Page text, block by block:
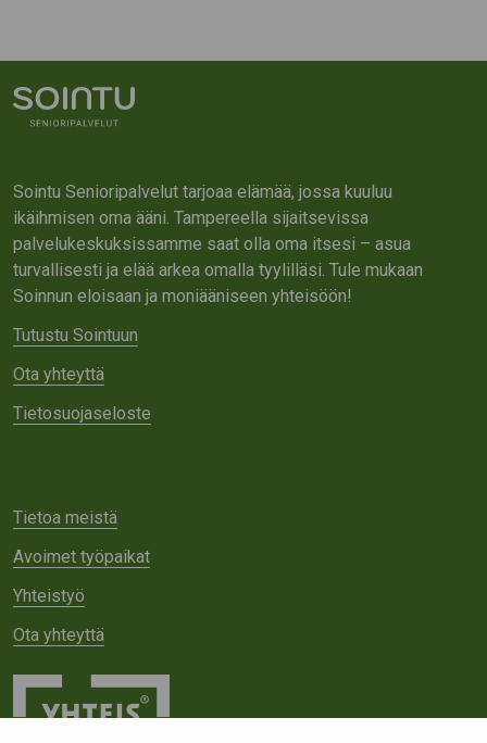
Sointu Senioripalvelut tarjoaa elämää, jossa kuuluu
ikäihmisen oma ääni. Tampereella sijaitsevissa
palvelukeskuksissamme saat olla oma itsesi – asua
turvallisesti ja elää arkea omalla tyylilläsi. Tule mukaan
Soinnun eloisaan ja moniääniseen yhteisöön!
Tutustu Sointuun
Ota yhteyttä
Tietosuojaseloste
Tietoa meistä
Avoimet työpaikat
Yhteistyö
Ota yhteyttä